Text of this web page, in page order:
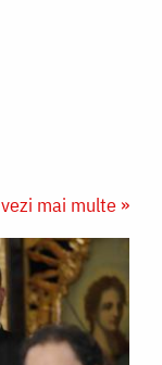
vezi mai multe »